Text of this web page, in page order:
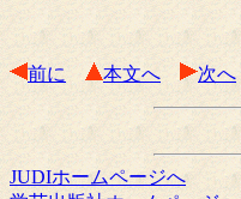
前に 本文へ 次へ
JUDIホームページへ